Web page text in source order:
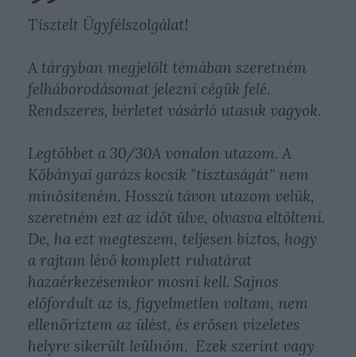
Tisztelt Ügyfélszolgálat!
A tárgyban megjelölt témában szeretném
felháborodásomat jelezni cégük felé.
Rendszeres, bérletet vásárló utasuk vagyok.
Legtöbbet a 30/30A vonalon utazom. A
Kőbányai garázs kocsik "tisztaságát" nem
minősíteném. Hosszú távon utazom velük,
szeretném ezt az időt ülve, olvasva eltölteni.
De, ha ezt megteszem, teljesen biztos, hogy
a rajtam lévő komplett ruhatárat
hazaérkezésemkor mosni kell. Sajnos
előfordult az is, figyelmetlen voltam, nem
ellenőriztem az ülést, és erősen vizeletes
helyre sikerült leülnöm. Ezek szerint vagy